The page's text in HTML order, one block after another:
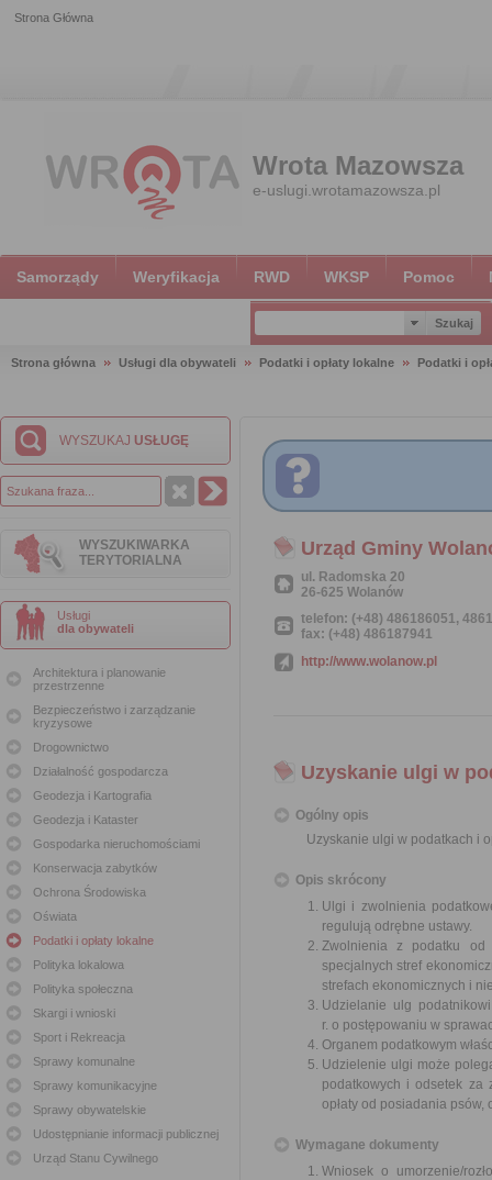
Strona Główna
Wrota Mazowsza
e-uslugi.wrotamazowsza.pl
Samorządy Weryfikacja RWD WKSP Pomoc
Strona główna Usługi dla obywateli Podatki i opłaty lokalne Podatki i
WYSZUKAJ USŁUGĘ
WYSZUKIWARKA
TERYTORIALNA
Usługi
dla obywateli
Architektura i planowanie
przestrzenne
Bezpieczeństwo i zarządzanie
kryzysowe
Drogownictwo
Działalność gospodarcza
Geodezja i Kartografia
Geodezja i Kataster
Gospodarka nieruchomościami
Konserwacja zabytków
Ochrona Środowiska
Oświata
Podatki i opłaty lokalne
Polityka lokalowa
Polityka społeczna
Skargi i wnioski
Sport i Rekreacja
Sprawy komunalne
Sprawy komunikacyjne
Sprawy obywatelskie
Udostępnianie informacji publicznej
Urząd Stanu Cywilnego
Urząd Gminy
ul. Radomska 20
26-625 Wolanów
telefon: (+48) 486186051,
fax: (+48) 486187941
http://www.wolanow.pl
Uzyskanie ulgi w
Ogólny opis
Uzyskanie ulgi w podatkach i
Opis skrócony
Ulgi i zwolnienia
regulują odrębne ustawy.
Zwolnienia z podatku od
specjalnych stref
strefach ekonomicznych i
Udzielanie ulg
r. o postępowaniu w
Organem podatkowym
Udzielenie ulgi może
podatkowych i odsetek za
opłaty od posiadania psów,
Wymagane dokumenty
Wniosek o umorzenie/